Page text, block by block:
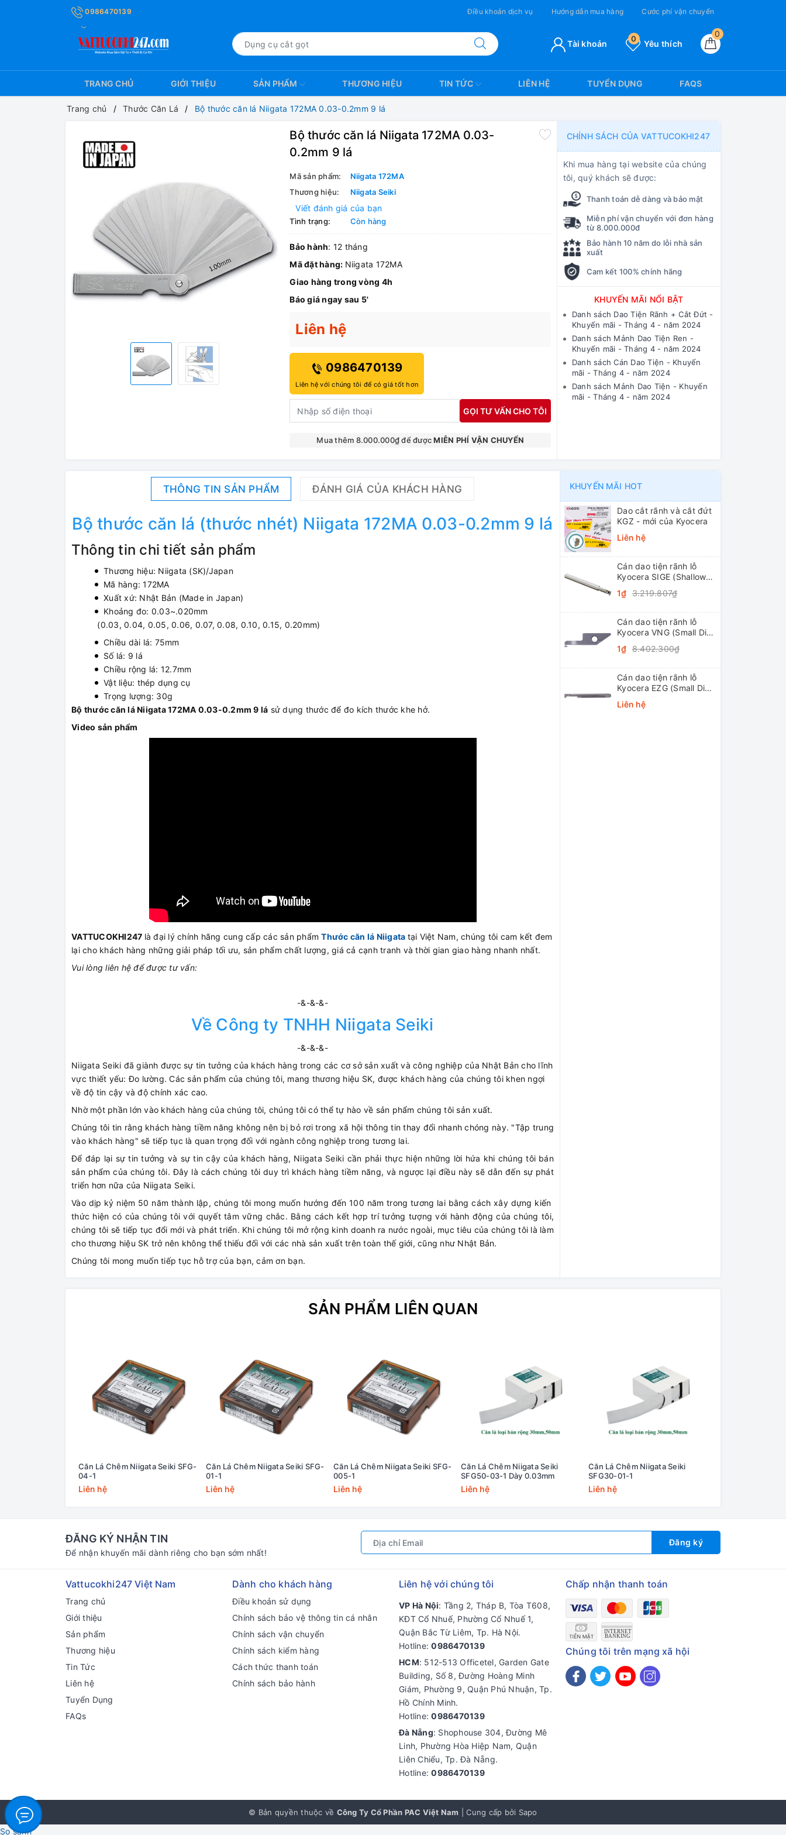
0986470139 Điều khoản dịch vụ Hướng dẫn mua hàng Cước phí vận chuyển
0
Yêu thích
0
Tài khoản
TRANG CHỦ GIỚI THIỆU SẢN PHẨM THƯƠNG HIỆU TIN TỨC LIÊN HỆ TUYỂN DỤNG FAQS
Trang chủ Thước Căn Lá Bộ thước căn lá Niigata 172MA 0.03-0.2mm 9 lá
Bộ thước căn lá Niigata 172MA 0.03-
0.2mm 9 lá
Mã sản phẩm:
Niigata 172MA
Thương hiệu:
Niigata Seiki
Viết đánh giá của bạn
Tình trạng: Còn hàng
Bảo hành: 12 tháng
Mã đặt hàng: Niigata 172MA
Giao hàng trong vòng 4h
Báo giá ngay sau 5'
Liên hệ
0986470139
Liên hệ với chúng tôi để có giá tốt hơn
GỌI TƯ VẤN CHO TÔI
Mua thêm 8.000.000₫ để đượcMIỄN PHÍ VẬN CHUYỂN
CHÍNH SÁCH CỦA VATTUCOKHI247
Khi mua hàng tại website của chúng
tôi, quý khách sẽ được:
Thanh toán dễ dàng và bảo mật
Miễn phí vận chuyển với đơn hàng
từ 8.000.000đ
Bảo hành 10 năm do lỗi nhà sản
xuất
Cam kết 100% chính hãng
KHUYẾN MÃI NỔI BẬT
Danh sách Dao Tiện Rãnh + Cắt Đứt -
Khuyến mãi - Tháng 4 - năm 2024
Danh sách Mảnh Dao Tiện Ren -
Khuyến mãi - Tháng 4 - năm 2024
Danh sách Cán Dao Tiện - Khuyến
mãi - Tháng 4 - năm 2024
Danh sách Mảnh Dao Tiện - Khuyến
mãi - Tháng 4 - năm 2024
THÔNG TIN SẢN PHẨM ĐÁNH GIÁ CỦA KHÁCH HÀNG
Bộ thước căn lá (thước nhét) Niigata 172MA 0.03-0.2mm 9 lá
Thông tin chi tiết sản phẩm
Thương hiệu: Niigata (SK)/Japan
Mã hàng: 172MA
Xuất xứ: Nhật Bản (Made in Japan)
Khoảng đo: 0.03~.020mm
(0.03, 0.04, 0.05, 0.06, 0.07, 0.08, 0.10, 0.15, 0.20mm)
Chiều dài lá: 75mm
Số lá: 9 lá
Chiều rộng lá: 12.7mm
Vật liệu: thép dụng cụ
Trọng lượng: 30g
Bộ thước căn lá Niigata 172MA 0.03-0.2mm 9 lá sử dụng thước để đo kích thước khe hở.
Video sản phẩm
VATTUCOKHI247 là đại lý chính hãng cung cấp các sản phẩmThước căn lá Niigata tại Việt Nam, chúng tôi cam kết đem
lại cho khách hàng những giải pháp tối ưu, sản phẩm chất lượng, giá cả cạnh tranh và thời gian giao hàng nhanh nhất.
Vui lòng liên hệ để được tư vấn:
-&-&-&-
Về Công ty TNHH Niigata Seiki
-&-&-&-
Niigata Seiki đã giành được sự tin tưởng của khách hàng trong các cơ sở sản xuất và công nghiệp của Nhật Bản cho lĩnh
vực thiết yếu: Đo lường. Các sản phẩm của chúng tôi, mang thương hiệu SK, được khách hàng của chúng tôi khen ngợi
về độ tin cậy và độ chính xác cao.
Nhờ một phần lớn vào khách hàng của chúng tôi, chúng tôi có thể tự hào về sản phẩm chúng tôi sản xuất.
Chúng tôi tin rằng khách hàng tiềm năng không nên bị bỏ rơi trong xã hội thông tin thay đổi nhanh chóng này. "Tập trung
vào khách hàng" sẽ tiếp tục là quan trọng đối với ngành công nghiệp trong tương lai.
Để đáp lại sự tin tưởng và sự tin cậy của khách hàng, Niigata Seiki cần phải thực hiện những lời hứa khi chúng tôi bán
sản phẩm của chúng tôi. Đây là cách chúng tôi duy trì khách hàng tiềm năng, và ngược lại điều này sẽ dẫn đến sự phát
triển hơn nữa của Niigata Seiki.
Vào dịp kỷ niệm 50 năm thành lập, chúng tôi mong muốn hướng đến 100 năm trong tương lai bằng cách xây dựng kiến ​​
thức hiện có của chúng tôi với quyết tâm vững chắc. Bằng cách kết hợp trí tưởng tượng với hành động của chúng tôi,
chúng tôi sẽ tiếp tục đổi mới và phát triển. Khi chúng tôi mở rộng kinh doanh ra nước ngoài, mục tiêu của chúng tôi là làm
cho thương hiệu SK trở nên không thể thiếu đối với các nhà sản xuất trên toàn thế giới, cũng như Nhật Bản.
Chúng tôi mong muốn tiếp tục hỗ trợ của bạn, cảm ơn bạn.
KHUYẾN MÃI HOT
Dao cắt rãnh và cắt đứt
KGZ - mới của Kyocera
Liên hệ
Cán dao tiện rãnh lỗ
Kyocera SIGE (Shallow
1₫ 3.219.807₫
Cán dao tiện rãnh lỗ
Kyocera VNG (Small Dia.
System Tip-Bars)
1₫ 8.402.300₫
Cán dao tiện rãnh lỗ
Kyocera EZG (Small Dia.
Bars)
Liên hệ
SẢN PHẨM LIÊN QUAN
Căn Lá Chêm Niigata Seiki SFG-
04-1
Liên hệ
Căn Lá Chêm Niigata Seiki SFG-
01-1
Liên hệ
Căn Lá Chêm Niigata Seiki SFG-
005-1
Liên hệ
Căn Lá Chêm Niigata Seiki
SFG50-03-1 Dày 0.03mm
Liên hệ
Căn Lá Chêm Niigata Seiki
SFG30-01-1
Liên hệ
ĐĂNG KÝ NHẬN TIN
Để nhận khuyến mãi dành riêng cho bạn sớm nhất!
Đăng ký
Vattucokhi247 Việt Nam
Trang chủ
Giới thiệu
Sản phẩm
Thương hiệu
Tin Tức
Liên hệ
Tuyển Dụng
FAQs
Dành cho khách hàng
Điều khoản sử dụng
Chính sách bảo vệ thông tin cá nhân
Chính sách vận chuyển
Chính sách kiểm hàng
Cách thức thanh toán
Chính sách bảo hành
Liên hệ với chúng tôi
VP Hà Nội: Tầng 2, Tháp B, Tòa T608,
KĐT Cổ Nhuế, Phường Cổ Nhuế 1,
Quận Bắc Từ Liêm, Tp. Hà Nội.
Hotline:0986470139
HCM: 512-513 Officetel, Garden Gate
Building, Số 8, Đường Hoàng Minh
Giám, Phường 9, Quận Phú Nhuận, Tp.
Hồ Chính Minh.
Hotline:0986470139
Đà Nẵng: Shophouse 304, Đường Mê
Linh, Phường Hòa Hiệp Nam, Quận
Liên Chiểu, Tp. Đà Nẵng.
Hotline:0986470139
Chấp nhận thanh toán
Chúng tôi trên mạng xã hội
© Bản quyền thuộc về Công Ty Cổ Phần PAC Việt Nam Cung cấp bởi Sapo
So sánh